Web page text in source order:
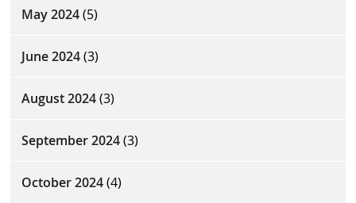
May 2024(5)
June 2024(3)
August 2024(3)
September 2024(3)
October 2024(4)